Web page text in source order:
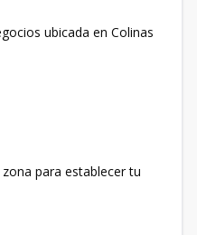
ubicada en Colinas
para establecer tu